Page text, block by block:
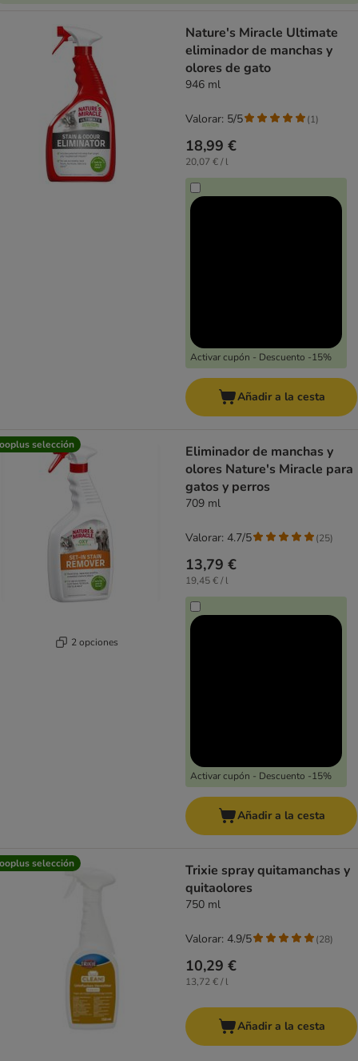
Nature's Miracle Ultimate
eliminador de manchas y
olores de gato
946 ml
18,99 €
20,07 € / l
Activar cupón - Descuento -15%
Valorar: 5/5 (1)
Añadir a la cesta
selección
2 opciones
Eliminador de manchas y
olores Nature's Miracle para
gatos y perros
709 ml
13,79 €
19,45 € / l
Activar cupón - Descuento -15%
Valorar: 4.7/5 (25)
Añadir a la cesta
selección
Trixie spray quitamanchas y
quitaolores
750 ml
10,29 €
13,72 € / l
Valorar: 4.9/5 (28)
Añadir a la cesta